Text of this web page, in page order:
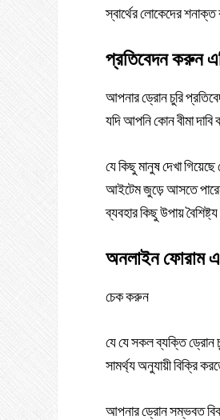
স্বার্থের লোকেদের
প্রতিবেদন করুন
আপনার ড্রোন চুরি
যদি আপনি কোন বীমা
যে কিছু মানুষ দেখা
আইটেম জুড়ে আসতে
ব্যবহার কিছু উপায়
অনলাইন ফোরাম
চেক করুন
যে যে সকল ব্যক্তি ড্রোন
সামর্থ্য অনুযায়ী বিক্রি
আপনার ড্রোন সম্ভবত